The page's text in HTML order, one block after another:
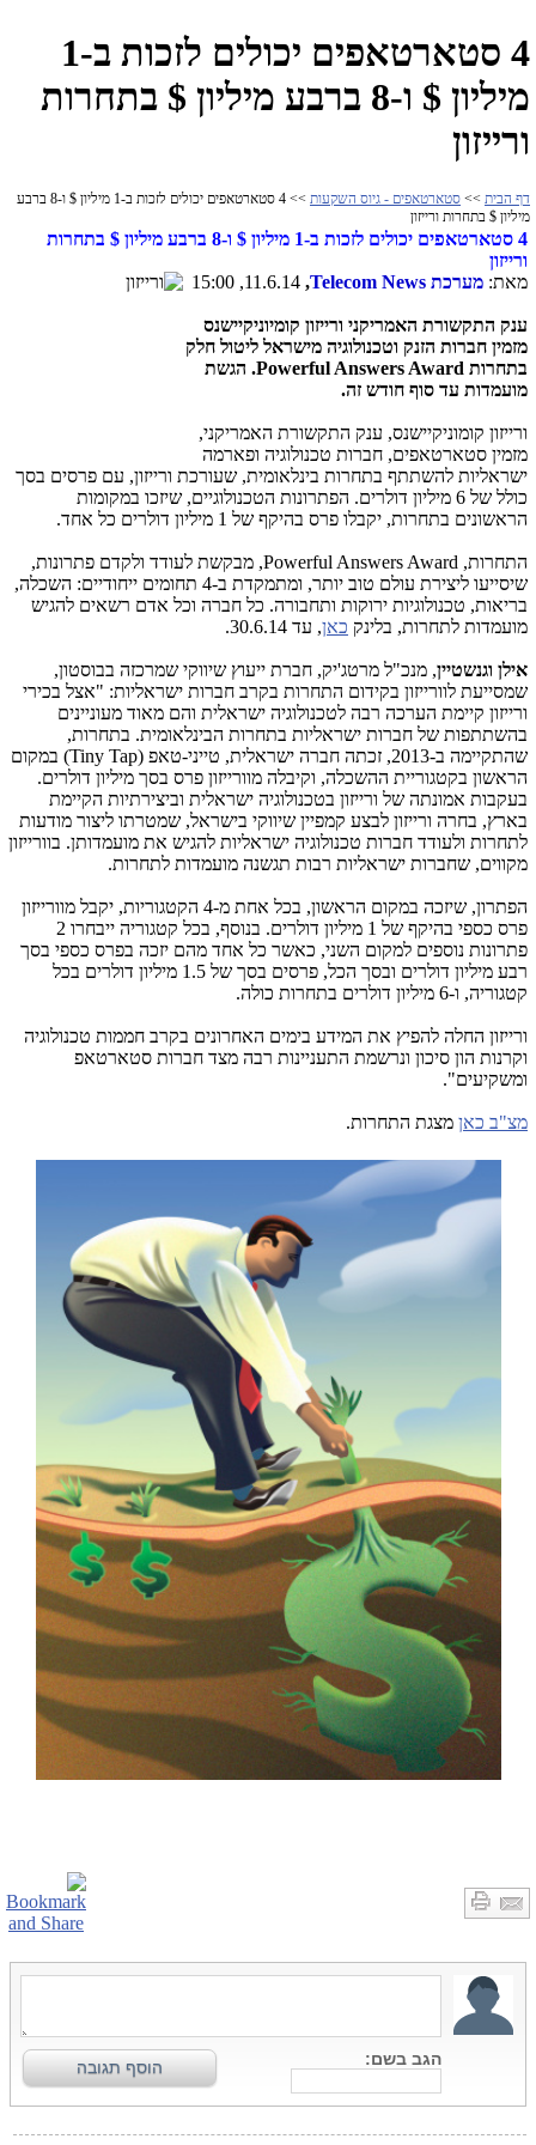
4 סטארטאפים יכולים לזכות ב-1
מיליון $ ו-8 ברבע מיליון $ בתחרות
ורייזון
דף הבית >> סטארטאפים - גיוס השקעות
>> 4 סטארטאפים יכולים לזכות ב-1 מיליון $ ו-8 ברבע
מיליון $ בתחרות ורייזון
4 סטארטאפים יכולים לזכות ב-1 מיליון $ ו-8 ברבע מיליון $ בתחרות
ורייזון
מאת: מערכת Telecom News
,
11.6.14, 15:00
ענק התקשורת האמריקני ורייזון קומיוניקיישנס
מזמין חברות הזנק וטכנולוגיה מישראל ליטול חלק
בתחרות Powerful Answers Award. הגשת
מועמדות עד סוף חודש זה.
ורייזון קומוניקיישנס, ענק התקשורת האמריקני,
מזמין סטארטאפים, חברות טכנולוגיה ופארמה
ישראליות להשתתף בתחרות בינלאומית, שעורכת ורייזון, עם פרסים בסך
כולל של 6 מיליון דולרים. הפתרונות הטכנולוגיים, שיזכו במקומות
הראשונים בתחרות, יקבלו פרס בהיקף של 1 מיליון דולרים כל אחד.
התחרות, Powerful Answers Award, מבקשת לעודד ולקדם פתרונות,
שיסייעו ליצירת עולם טוב יותר, ומתמקדת ב-4 תחומים ייחודיים: השכלה,
בריאות, טכנולוגיות ירוקות ותחבורה. כל חברה וכל אדם רשאים להגיש
מועמדות לתחרות, בלינק כאן, עד 30.6.14.
אילן וגנשטיין, מנכ"ל מרטג'יק, חברת ייעוץ שיווקי שמרכזה בבוסטון,
שמסייעת לוורייזון בקידום התחרות בקרב חברות ישראליות: "אצל בכירי
ורייזון קיימת הערכה רבה לטכנולוגיה ישראלית והם מאוד מעוניינים
בהשתתפות של חברות ישראליות בתחרות הבינלאומית. בתחרות,
שהתקיימה ב-2013, זכתה חברה ישראלית, טייני-טאפ (
Tiny Tap) במקום
הראשון בקטגוריית ההשכלה, וקיבלה מוורייזון פרס בסך מיליון דולרים.
בעקבות אמונתה של ורייזון בטכנולוגיה ישראלית וביצירתיות הקיימת
בארץ, בחרה ורייזון לבצע קמפיין שיווקי בישראל, שמטרתו ליצור מודעות
לתחרות ולעודד חברות טכנולוגיה ישראליות להגיש את מועמדותן. בוורייזון
מקווים, שחברות ישראליות רבות תגשנה מועמדות לתחרות.
הפתרון, שיזכה במקום הראשון, בכל אחת מ-4 הקטגוריות, יקבל מוורייזון
פרס כספי בהיקף של 1 מיליון דולרים. בנוסף, בכל קטגוריה ייבחרו 2
פתרונות נוספים למקום השני, כאשר כל אחד מהם יזכה בפרס כספי בסך
רבע מיליון דולרים ובסך הכל, פרסים בסך של 1.5 מיליון דולרים בכל
קטגוריה, ו-6 מיליון דולרים בתחרות כולה.
ורייזון החלה להפיץ את המידע בימים האחרונים בקרב חממות טכנולוגיה
וקרנות הון סיכון ונרשמת התעניינות רבה מצד חברות סטארטאפ
ומשקיעים".
מצ"ב כאן מצגת התחרות.